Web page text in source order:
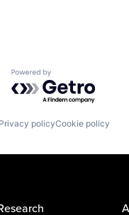
Powered by Getro.com
Privacy policyCookie policy